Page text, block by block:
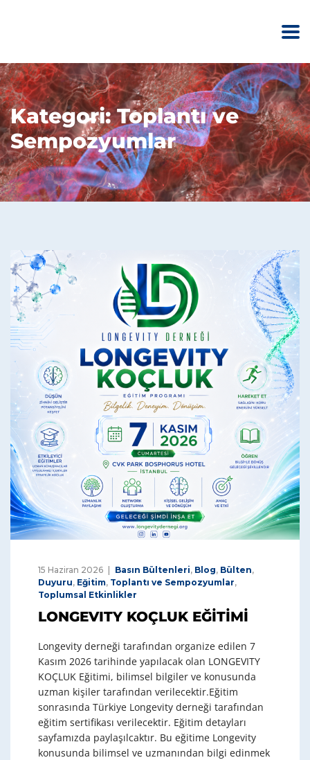
Kategori:Toplantı ve
Sempozyumlar
15 Haziran 2026 Basın Bültenleri, Blog, Bülten,
Duyuru, Eğitim, Toplantı ve Sempozyumlar,
Toplumsal Etkinlikler
LONGEVITY KOÇLUK EĞİTİMİ
Longevity derneği tarafından organize edilen 7
Kasım 2026 tarihinde yapılacak olan LONGEVITY
KOÇLUK Eğitimi, bilimsel bilgiler ve konusunda
uzman kişiler tarafından verilecektir.Eğitim
sonrasında Türkiye Longevity derneği tarafından
eğitim sertifikası verilecektir. Eğitim detayları
sayfamızda paylaşılcaktır. Bu eğitime Longevity
konusunda bilimsel ve uzmanından bilgi edinmek